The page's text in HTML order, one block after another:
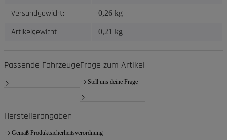
Versandgewicht: 0,26 kg
Artikelgewicht: 0,21 kg
Passende FahrzeugeFrage zum Artikel
Stell uns deine Frage
Herstellerangaben
Gemäß Produktsicherheitsverordnung